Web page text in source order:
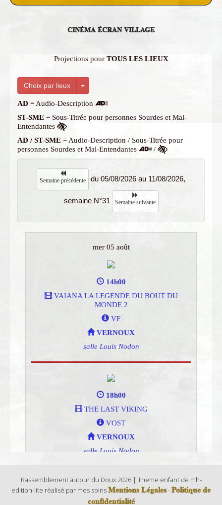
CINÉMA ÉCRAN VILLAGE
Rassemblement autour du Doux 2026 | Theme enfant de mh-
edition-lite réalisé par mes soinsMentions Légales-Politique de
confidentialité